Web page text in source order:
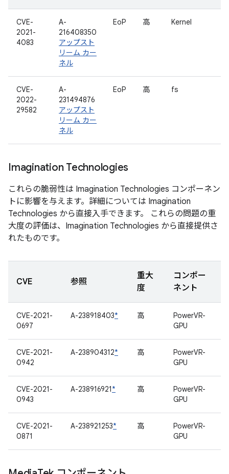
CVE-
2021-
4083
A-
216408350
アップスト
リーム カー
ネル
EoP 高 Kernel
CVE-
2022-
29582
A-
231494876
アップスト
リーム カー
ネル
EoP 高 fs
Imagination Technologies
これらの脆弱性は Imagination Technologies コンポーネン
トに影響を与えます。詳細については Imagination
Technologies から直接入手できます。 これらの問題の重
大度の評価は、Imagination Technologies から直接提供さ
れたものです。
CVE 参照
重大
度
コンポー
ネント
CVE-2021-
0697
A-238918403* 高
PowerVR-
GPU
CVE-2021-
0942
A-238904312* 高
PowerVR-
GPU
CVE-2021-
0943
A-238916921* 高
PowerVR-
GPU
CVE-2021-
0871
A-238921253* 高
PowerVR-
GPU